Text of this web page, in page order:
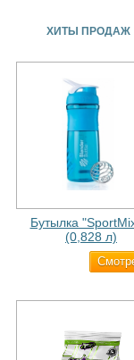
ХИТЫ ПРОДАЖ
Бутылка
(0,828 л)